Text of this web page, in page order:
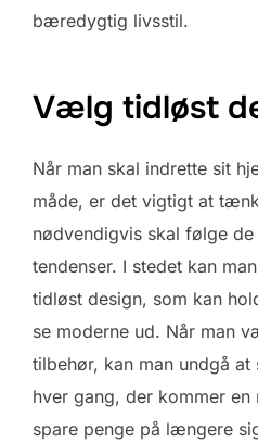
bæredygtig livsstil.
Vælg tidløst
Når man skal indrette sit
måde, er det vigtigt at
nødvendigvis skal følge de
tendenser. I stedet kan
tidløst design, som kan
se moderne ud. Når man
tilbehør, kan man undgå at
hver gang, der kommer
spare penge på længere